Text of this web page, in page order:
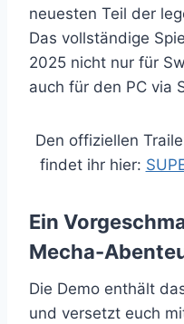
neuesten Teil der
Das vollständige
2025 nicht nur für
auch für den PC via
Den offiziellen
findet ihr hier:
Ein
Mecha-
Die Demo enthält
und versetzt euch